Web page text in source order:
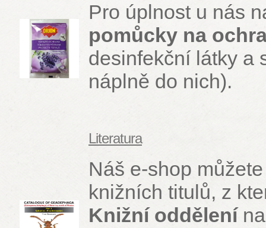
Pro úplnost u nás
pomůcky na
desinfekční látky a
náplně do nich).
Literatura
Náš e-shop
knižních titulů, z
Knižní oddělení